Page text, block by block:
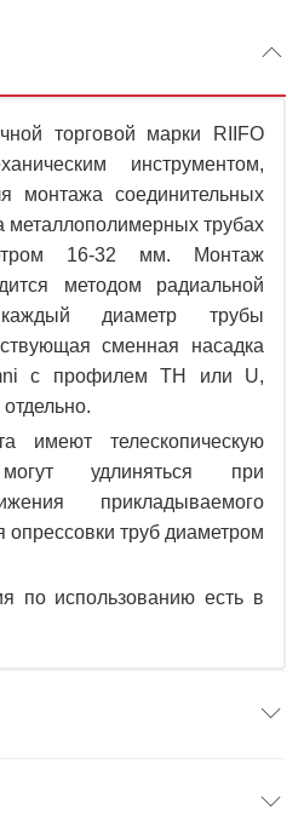
торговой марки RIIFO
инструментом,
монтажа соединительных
металлополимерных трубах
16-32 мм. Монтаж
методом радиальной
диаметр трубы
сменная насадка
с профилем TH или U,
имеют телескопическую
удлиняться при
прикладываемого
опрессовки труб диаметром
по использованию есть в